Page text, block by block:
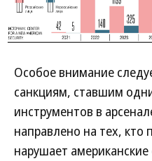
Особое внимание
санкциям, ставшим
инструментов в
направлено на тех, кто
нарушает